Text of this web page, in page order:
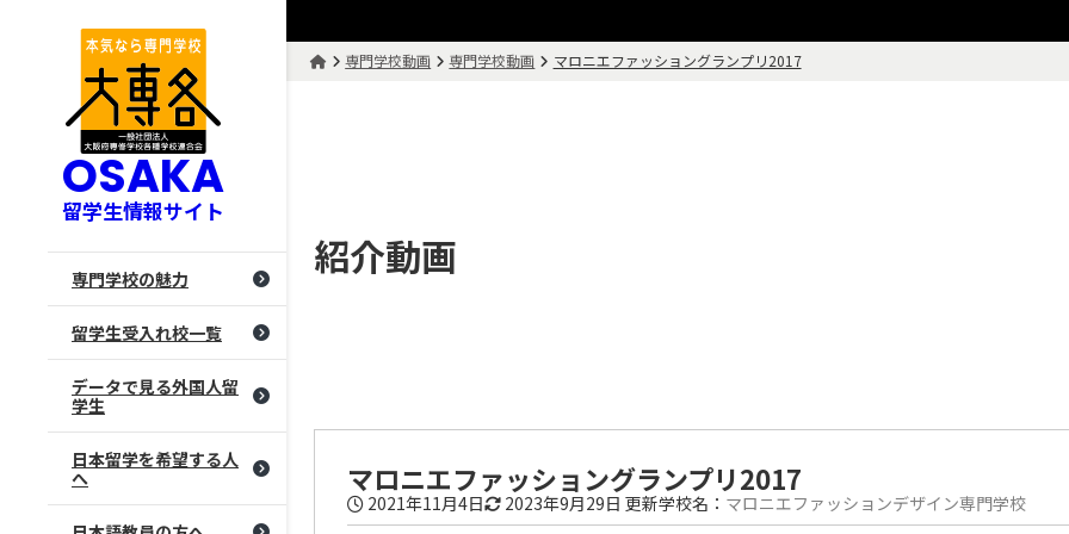
OSAKA
留学生情報サイト
専門学校の魅力
留学生受入れ校一覧
データで見る外国人留
学生
日本留学を希望する人
へ
専門学校動画 専門学校動画 マロニエファッショングランプリ2017
紹介動画
マロニエファッショングランプリ2017
2021年11月4日 2023年9月29日 更新学校名： マロニエファッションデザイン専門学校